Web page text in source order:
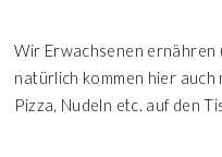
Wir Erwachsenen ernähren
natürlich kommen hier auch
Pizza, Nudeln etc. auf den